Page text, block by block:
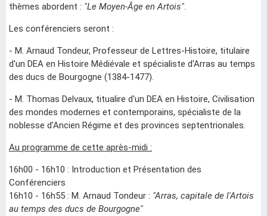
thèmes abordent : "Le Moyen-Âge en Artois".
Les conférenciers seront :
- M. Arnaud Tondeur, Professeur de Lettres-Histoire, titulaire
d'un DEA en Histoire Médiévale et spécialiste d'Arras au temps
des ducs de Bourgogne (1384-1477).
- M. Thomas Delvaux, titualire d'un DEA en Histoire, Civilisation
des mondes modernes et contemporains, spécialiste de la
noblesse d'Ancien Régime et des provinces septentrionales.
Au programme de cette après-midi :
16h00 - 16h10 : Introduction et Présentation des
Conférenciers
16h10 - 16h55 : M. Arnaud Tondeur : "Arras, capitale de l'Artois
au temps des ducs de Bourgogne"